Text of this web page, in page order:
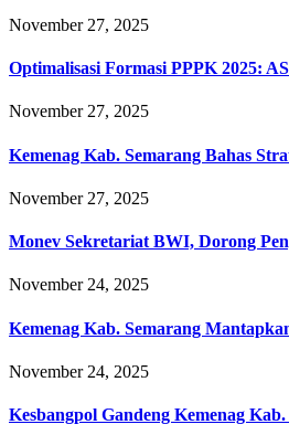
November 27, 2025
Optimalisasi Formasi PPPK 2025:
November 27, 2025
Kemenag Kab. Semarang Bahas
November 27, 2025
Monev Sekretariat BWI, Dorong
November 24, 2025
Kemenag Kab. Semarang
November 24, 2025
Kesbangpol Gandeng Kemenag